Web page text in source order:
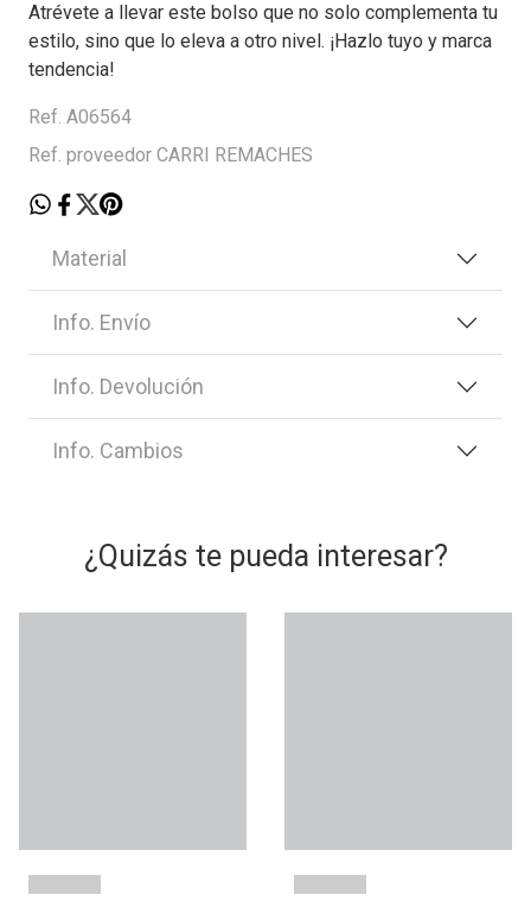
Atrévete a llevar este bolso que no solo complementa tu
estilo, sino que lo eleva a otro nivel. ¡Hazlo tuyo y marca
tendencia!
Ref. A06564
Ref. proveedor CARRI REMACHES
Material
Info. Envío
Info. Devolución
Info. Cambios
¿Quizás te pueda interesar?